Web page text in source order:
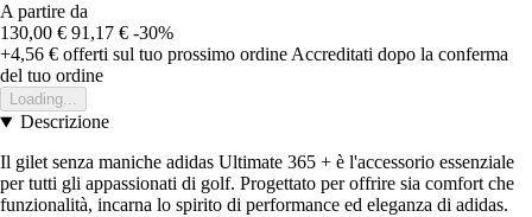
A partire da
130,00 € 91,17 € -30%
+4,56 € offerti sul tuo prossimo ordineAccreditati dopo la conferma
del tuo ordine
Loading...
Descrizione
Il gilet senza maniche adidas Ultimate 365 + è l'accessorio essenziale
per tutti gli appassionati di golf. Progettato per offrire sia comfort che
funzionalità, incarna lo spirito di performance ed eleganza di adidas.